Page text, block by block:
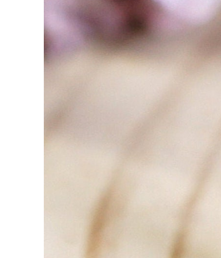
الفتوى الهاتفية
مَواقِيتُ الصَّـــلاة
القاهرة · 06 أغسطس 2026 م